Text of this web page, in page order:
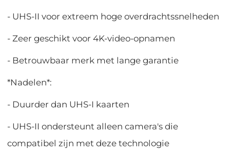
- UHS-II voor extreem hoge overdrachtssnelheden
- Zeer geschikt voor 4K-video-opnamen
- Betrouwbaar merk met lange garantie
*Nadelen*:
- Duurder dan UHS-I kaarten
- UHS-II ondersteunt alleen camera's die
compatibel zijn met deze technologie